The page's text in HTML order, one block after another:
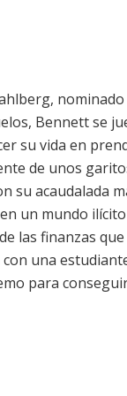
Bennett se
su vida en
de unos
su acaudalada
un mundo
las finanzas
con una
para